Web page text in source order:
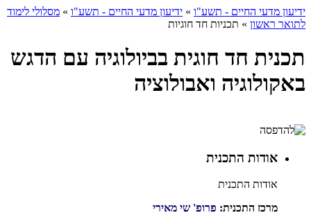
ידיעון מדעי החיים - תשע"ו » ידיעון מדעי החיים - תשע"ו » מסלולי לימוד
לתואר ראשון » תכניות חד חוגיות
תכנית חד חוגית בביולוגיה עם הדגש
באקולוגיה ואבולוציה
אודות התכנית
אודות התכנית
מרכז התכנית: פרופ' שי מאירי